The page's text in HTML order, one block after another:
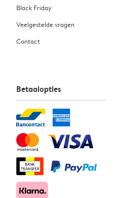
Black Friday
Veelgestelde vragen
Contact
Betaalopties